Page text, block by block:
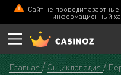
Сайт не проводит
информационный
Главная Энциклопедия